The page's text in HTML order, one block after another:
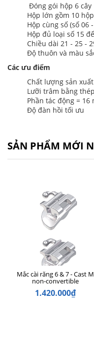
Đóng gói hộp 6 cây
Hộp lớn gồm 10
Hộp cùng số (số 06
Hộp đủ loại số 15
Chiều dài 21 - 25 -
Độ thuôn và màu
Các ưu điểm
Chất lượng sản
Lưỡi trâm bằng
Phần tác động = 16
Độ đàn hồi tối ưu
SẢN PHẨM MỚI
Mắc cài răng 6 & 7 - Cast M
non-convertible
1.420.000₫